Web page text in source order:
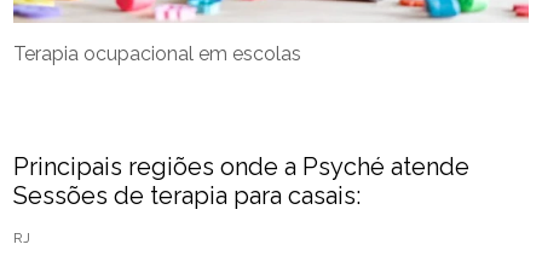
Terapia ocupacional em escolas
Principais regiões onde a Psyché atende
Sessões de terapia para casais:
RJ